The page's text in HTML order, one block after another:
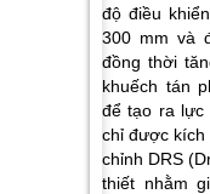
độ điều
300 mm và
đồng thời
khuếch tán
để tạo ra lực
chỉ được kích
chỉnh DRS
thiết nhằm